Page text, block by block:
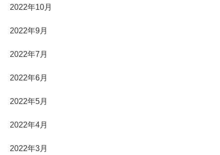
2022年10月
2022年9月
2022年7月
2022年6月
2022年5月
2022年4月
2022年3月